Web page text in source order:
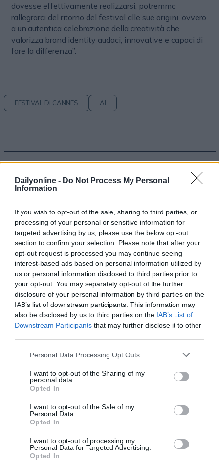
Dailyonline - Do Not Process My Personal
Information
If you wish to opt-out of the sale, sharing to third parties, or
processing of your personal or sensitive information for
targeted advertising by us, please use the below opt-out
section to confirm your selection. Please note that after your
opt-out request is processed you may continue seeing
interest-based ads based on personal information utilized by
us or personal information disclosed to third parties prior to
your opt-out. You may separately opt-out of the further
disclosure of your personal information by third parties on the
IAB’s list of downstream participants. This information may
also be disclosed by us to third parties on the IAB’s List of
Downstream Participants that may further disclose it to other
Personal Data Processing Opt Outs
I want to opt-out of the Sharing of my
personal data.
Opted In
I want to opt-out of the Sale of my
Personal Data.
Opted In
I want to opt-out of processing my
Personal Data for Targeted Advertising.
Opted In
dovesse effettivamente realizzarsi, potremmo
rallegrarci del ritorno del festival alle sue origini, ovvero
a un’autentica celebrazione della creatività che
valorizza brand identity audaci, innovative e capaci di
fare la differenza”.
FESTIVAL DI CANNES AI
AZIENDE E MERCATI
Dal lusso circolare all’intelligenza artificiale: come
Lenush Saf costruisce un ecosistema tra creatività,
impresa e musica